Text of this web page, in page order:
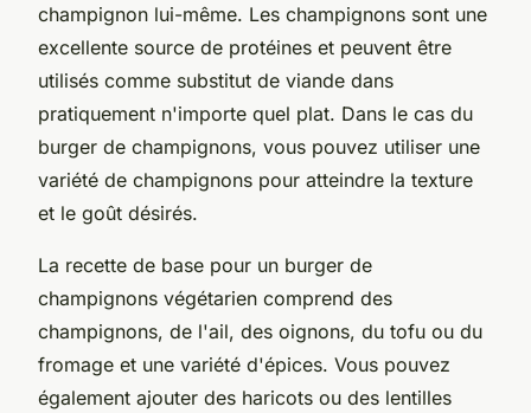
champignon lui-même. Les champignons sont une
excellente source de protéines et peuvent être
utilisés comme substitut de viande dans
pratiquement n'importe quel plat. Dans le cas du
burger de champignons, vous pouvez utiliser une
variété de champignons pour atteindre la texture
et le goût désirés.
La recette de base pour un burger de
champignons végétarien comprend des
champignons, de l'ail, des oignons, du tofu ou du
fromage et une variété d'épices. Vous pouvez
également ajouter des haricots ou des lentilles